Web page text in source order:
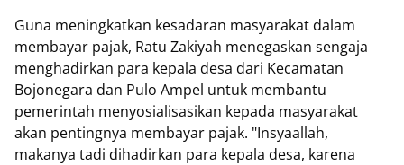
Guna meningkatkan kesadaran masyarakat dalam
membayar pajak, Ratu Zakiyah menegaskan sengaja
menghadirkan para kepala desa dari Kecamatan
Bojonegara dan Pulo Ampel untuk membantu
pemerintah menyosialisasikan kepada masyarakat
akan pentingnya membayar pajak. "Insyaallah,
makanya tadi dihadirkan para kepala desa, karena